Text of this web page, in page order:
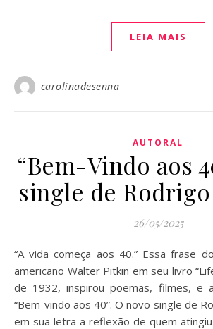
LEIA MAIS
carolinadesenna
AUTORAL
“Bem-Vindo aos
single de
26/05/2025
“A vida começa aos 40.” Essa frase do psicólogo norte-
americano Walter Pitkin em seu livro
de 1932, inspirou poemas, filmes, e
“Bem-vindo aos 40”. O novo single de
em sua letra a reflexão de quem